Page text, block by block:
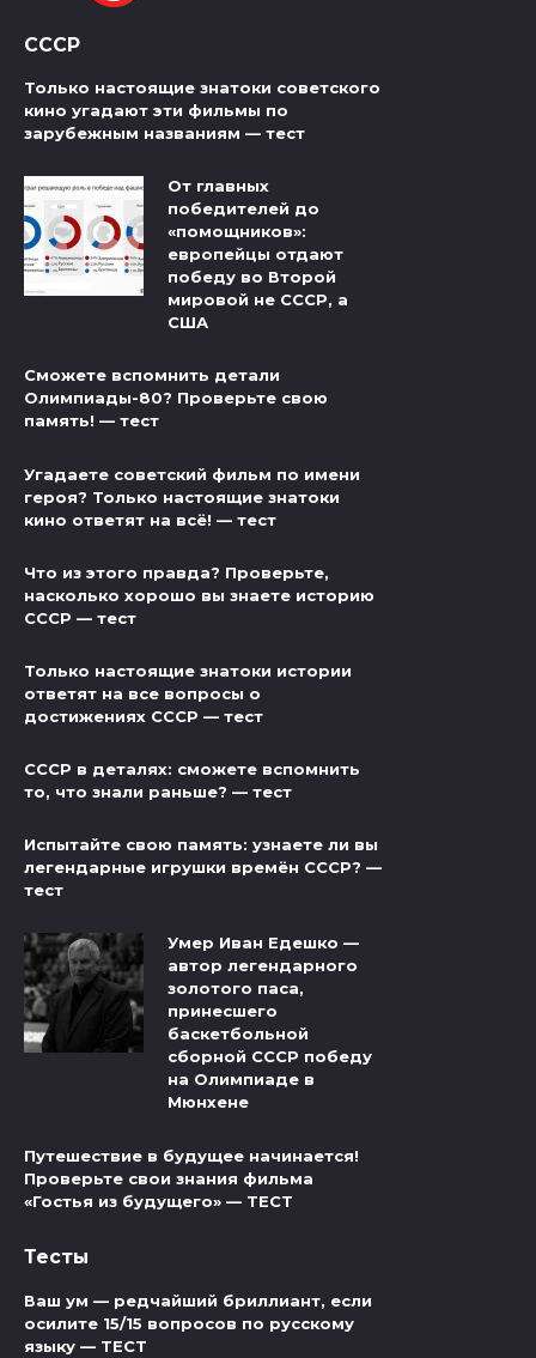
СССР
Только настоящие знатоки советского
кино угадают эти фильмы по
зарубежным названиям — тест
От главных
победителей до
«помощников»:
европейцы отдают
победу во Второй
мировой не СССР, а
США
Сможете вспомнить детали
Олимпиады-80? Проверьте свою
память! — тест
Угадаете советский фильм по имени
героя? Только настоящие знатоки
кино ответят на всё! — тест
Что из этого правда? Проверьте,
насколько хорошо вы знаете историю
СССР — тест
Только настоящие знатоки истории
ответят на все вопросы о
достижениях СССР — тест
СССР в деталях: сможете вспомнить
то, что знали раньше? — тест
Испытайте свою память: узнаете ли вы
легендарные игрушки времён СССР? —
тест
Умер Иван Едешко —
автор легендарного
золотого паса,
принесшего
баскетбольной
сборной СССР победу
на Олимпиаде в
Мюнхене
Путешествие в будущее начинается!
Проверьте свои знания фильма
«Гостья из будущего» — ТЕСТ
Тесты
Ваш ум — редчайший бриллиант, если
осилите 15/15 вопросов по русскому
языку — ТЕСТ